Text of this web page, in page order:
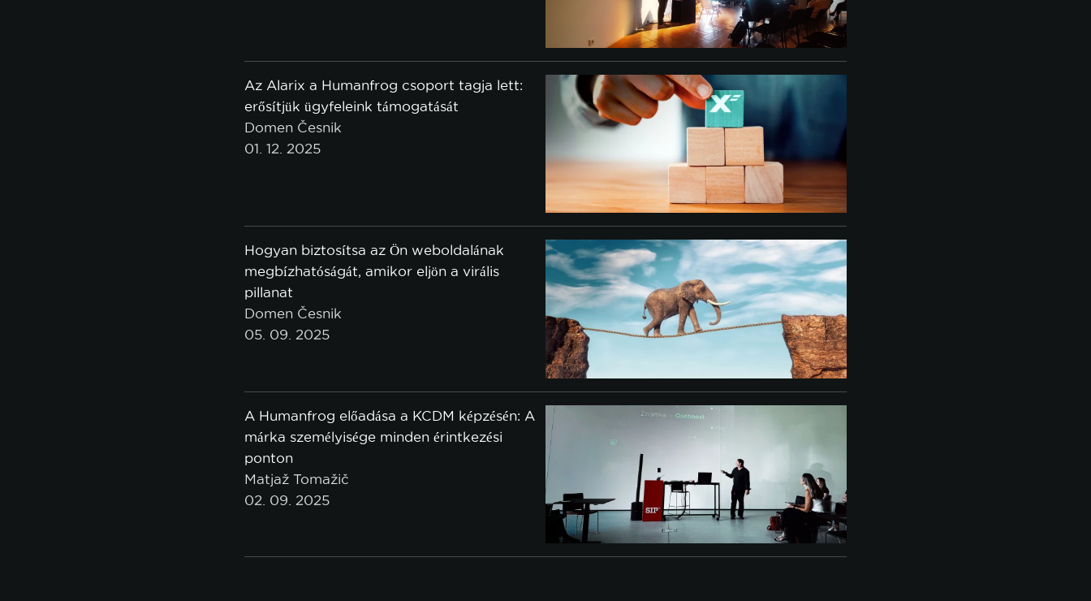
Az Alarix a Humanfrog csoport tagja lett:
erősítjük ügyfeleink támogatását
Domen Česnik
01. 12. 2025
Hogyan biztosítsa az Ön weboldalának
megbízhatóságát, amikor eljön a virális
pillanat
Domen Česnik
05. 09. 2025
A Humanfrog előadása a KCDM képzésén: A
márka személyisége minden érintkezési
ponton
Matjaž Tomažič
02. 09. 2025
sütikre
vonatkozó szabályzatot.
CSAK A SZÜKSÉGESEK ELFOGADÁSA TESTRESZABÁS